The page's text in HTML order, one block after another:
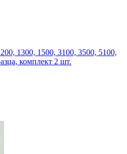
1300, 1500, 3100, 3500, 5100,
комплект 2 шт.